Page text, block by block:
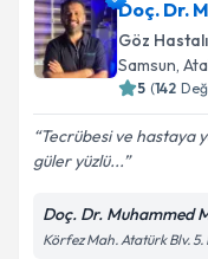
Doç. Dr.
Göz
Samsun,
5 (142
Tecrübesi ve hastaya
güler yüzlü...
Doç. Dr. Muhammed
Körfez Mah. Atatürk Blv. 5.